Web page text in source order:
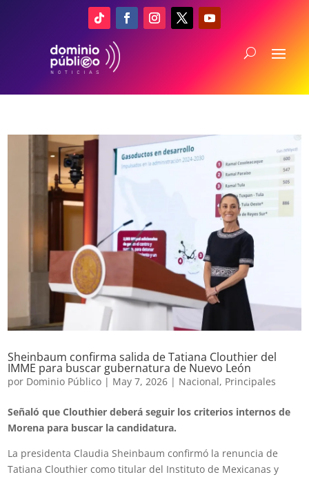
Sheinbaum confirma salida de Tatiana Clouthier del
IMME para buscar gubernatura de Nuevo León
por Dominio Público | May 7, 2026 | Nacional, Principales
Señaló que Clouthier deberá seguir los criterios internos de
Morena para buscar la candidatura.
La presidenta Claudia Sheinbaum confirmó la renuncia de
Tatiana Clouthier como titular del Instituto de Mexicanas y